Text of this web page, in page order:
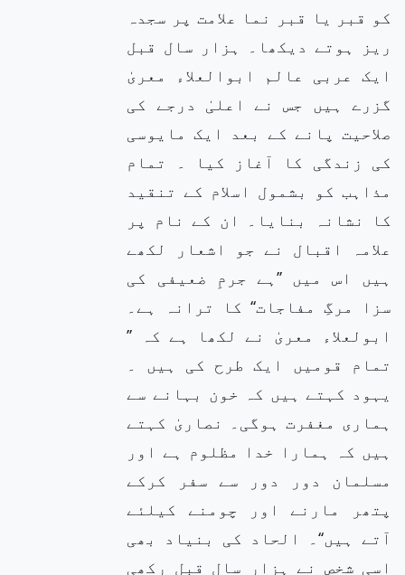
کو قبر یا قبر نما علامت پر سجدہ
ریز ہوتے دیکھا۔ ہزار سال قبل
ایک عربی عالم ابوالعلاء معریٰ
گزرے ہیں جس نے اعلیٰ درجے کی
صلاحیت پانے کے بعد ایک مایوسی
کی زندگی کا آغاز کیا ۔ تمام
مذاہب کو بشمول اسلام کے تنقید
کا نشانہ بنایا۔ ان کے نام پر
علامہ اقبال نے جو اشعار لکھے
ہیں اس میں ’’ہے جرمِ ضعیفی کی
سزا مرگِ مفاجات‘‘ کا ترانہ ہے۔
ابولعلاء معریٰ نے لکھا ہے کہ ’’
تمام قومیں ایک طرح کی ہیں ۔
یہود کہتے ہیں کہ خون بہانے سے
ہماری مغفرت ہوگی۔ نصاریٰ کہتے
ہیں کہ ہمارا خدا مظلوم ہے اور
مسلمان دور دور سے سفر کرکے
پتھر مارنے اور چومنے کیلئے
آتے ہیں‘‘۔ الحاد کی بنیاد بھی
اسی شخص نے ہزار سال قبل رکھی